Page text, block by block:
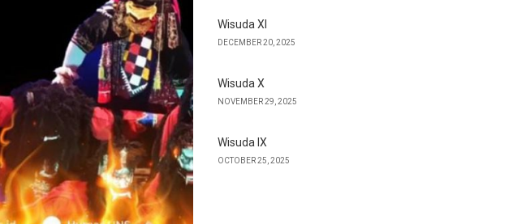
Wisuda XI
DECEMBER 20, 2025
Wisuda X
NOVEMBER 29, 2025
Wisuda IX
OCTOBER 25, 2025